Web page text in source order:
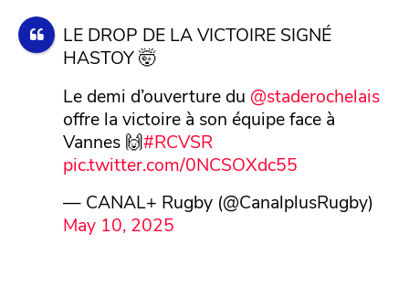
LE DROP DE LA VICTOIRE SIGNÉ
HASTOY 🤯
Le demi d’ouverture du @staderochelais
offre la victoire à son équipe face à
Vannes 🙌#RCVSR
pic.twitter.com/0NCSOXdc55
— CANAL+ Rugby (@CanalplusRugby)
May 10, 2025